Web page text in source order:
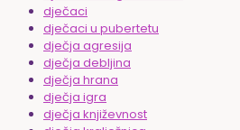
dječaci
dječaci u pubertetu
dječja agresija
dječja debljina
dječja hrana
dječja igra
dječja književnost